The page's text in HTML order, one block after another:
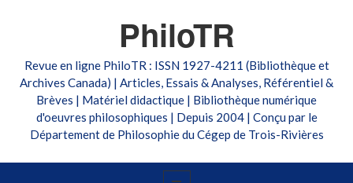
PhiloTR
Revue en ligne PhiloTR : ISSN 1927-4211 (Bibliothèque et
Archives Canada) | Articles, Essais & Analyses, Référentiel &
Brèves | Matériel didactique | Bibliothèque numérique
d'oeuvres philosophiques | Depuis 2004 | Conçu par le
Département de Philosophie du Cégep de Trois-Rivières